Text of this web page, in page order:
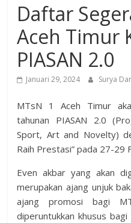
Daftar
Aceh Timur
PIASAN 2.0
Januari 29, 2024 Surya
MTsN 1 Aceh Timur
tahunan PIASAN 2.0
Sport, Art and Novelty)
Raih Prestasi” pada 27-29
Even akbar yang akan
merupakan ajang unjuk
ajang promosi bagi
diperuntukkan khusus